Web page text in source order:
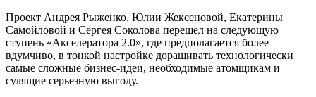
Проект Андрея Рыженко, Юлии Жексеновой, Екатерины
Самойловой и Сергея Соколова перешел на следующую
ступень «Акселератора 2.0», где предполагается более
вдумчиво, в тонкой настройке доращивать технологически
самые сложные бизнес-идеи, необходимые атомщикам и
сулящие серьезную выгоду.